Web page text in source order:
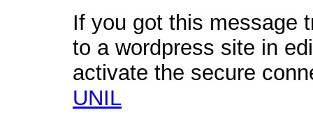
If you got this message
to a wordpress site in
activate the secure
UNIL